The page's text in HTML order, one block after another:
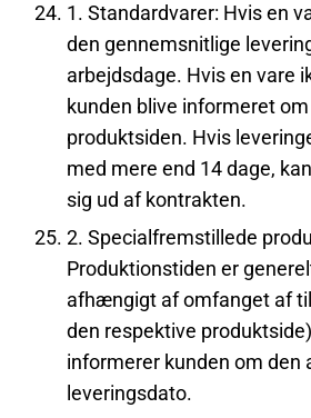
1. Standardvarer: Hvis en
den gennemsnitlige
arbejdsdage. Hvis en vare
kunden blive informeret
produktsiden. Hvis
med mere end 14 dage,
sig ud af kontrakten.
2. Specialfremstillede
Produktionstiden er
afhængigt af omfanget af
den respektive
informerer kunden om den
leveringsdato.